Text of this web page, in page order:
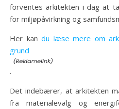
forventes arkitekten i dag at
for miljøpåvirkning og
Her kan du læse mere om
grund
.
Det indebærer, at arkitekten
fra materialevalg og